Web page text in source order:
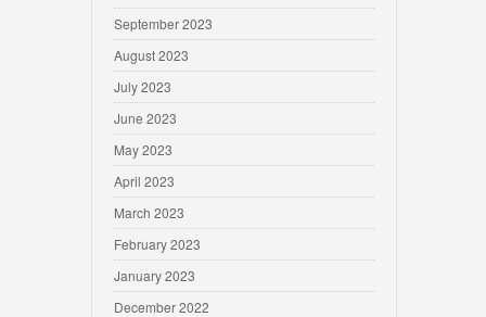
September 2023
August 2023
July 2023
June 2023
May 2023
April 2023
March 2023
February 2023
January 2023
December 2022